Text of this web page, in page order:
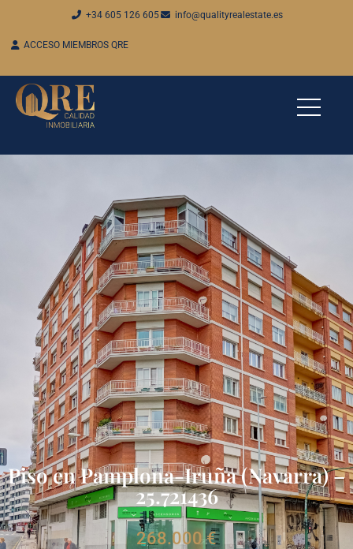
+34 605 126 605 info@qualityrealestate.es
ACCESO MIEMBROS QRE
Piso en Pamplona-Iruña (Navarra) –
25.721436
268.000 €